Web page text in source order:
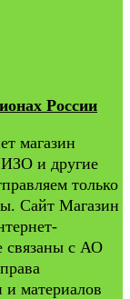
России
магазин
и другие
только
Сайт Магазин
с АО
материалов